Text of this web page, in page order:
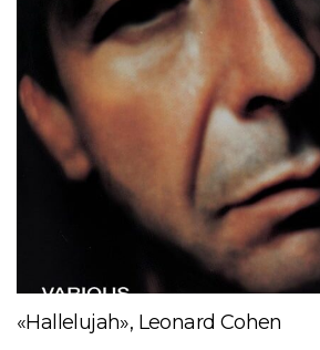
«Hallelujah», Leonard Cohen